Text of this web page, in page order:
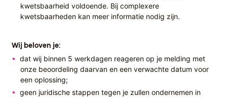
kwetsbaarheid voldoende. Bij complexere
kwetsbaarheden kan meer informatie nodig zijn.
Wij beloven je:
dat wij binnen 5 werkdagen reageren op je melding met
onze beoordeling daarvan en een verwachte datum voor
een oplossing;
geen juridische stappen tegen je zullen ondernemen in